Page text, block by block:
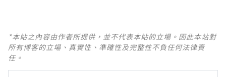
*本站之內容由作者所提供，並不代表本站的立場。因此本站對
所有博客的立場、真實性、準確性及完整性不負任何法律責
任。